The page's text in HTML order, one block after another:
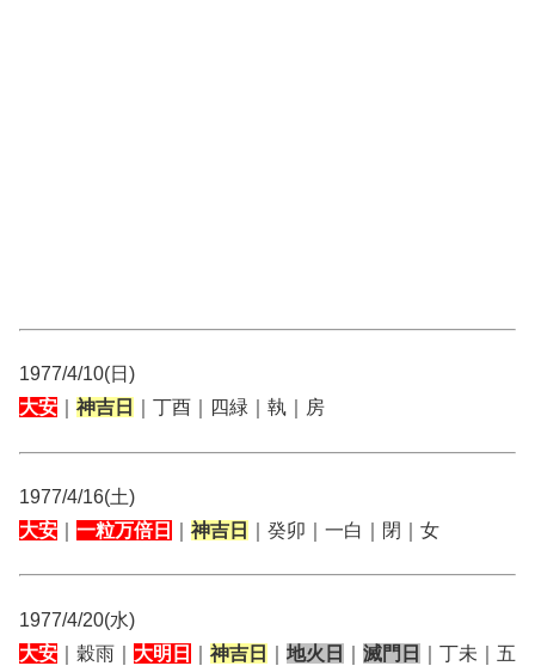
1977/4/10(日)
大安
神吉日 ｜丁酉｜四緑｜執｜房
1977/4/16(土)
大安
一粒万倍日 神吉日 ｜癸卯｜一白｜閉｜女
1977/4/20(水)
大安 ｜穀雨｜ 大明日 神吉日 地火日 滅門日
｜丁未｜五